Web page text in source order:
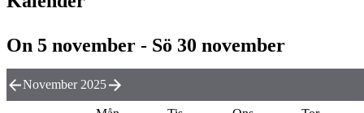
On 5 november - Sö 30 november
November 2025